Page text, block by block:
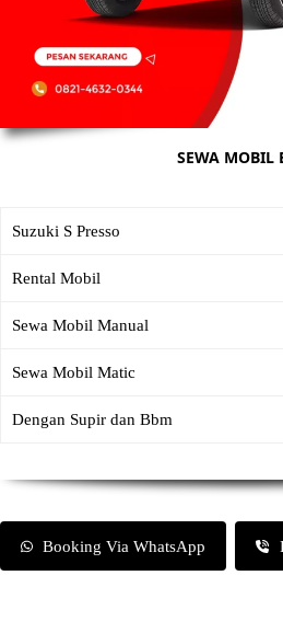
SEWA MOBIL
Suzuki S Presso
Rental Mobil
Sewa Mobil Manual
Sewa Mobil Matic
Dengan Supir dan Bbm
Booking Via WhatsApp